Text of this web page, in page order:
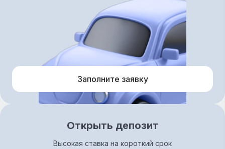
Заполните заявку
Открыть депозит
Высокая ставка на короткий срок